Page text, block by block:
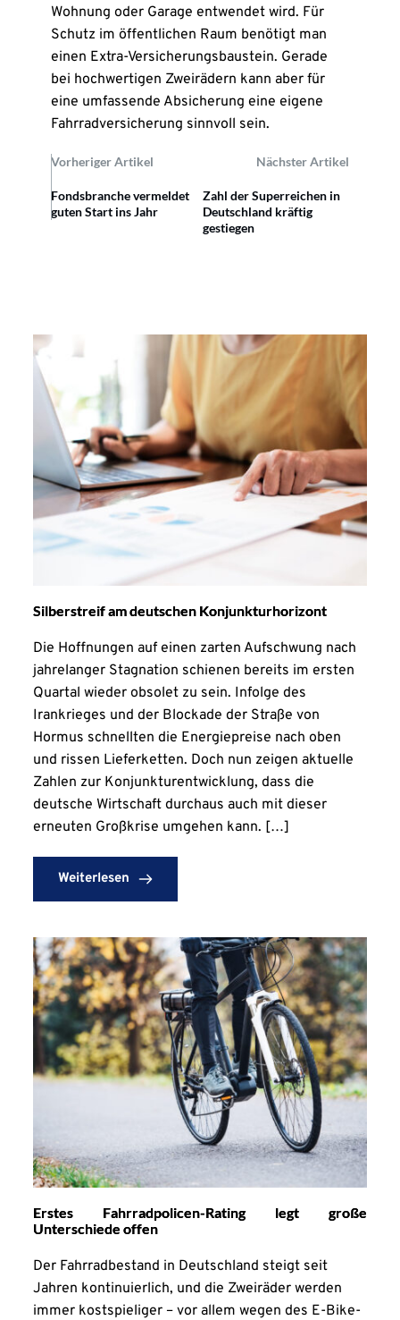
Wohnung oder Garage entwendet wird. Für
Schutz im öffentlichen Raum benötigt man
einen Extra-Versicherungsbaustein. Gerade
bei hochwertigen Zweirädern kann aber für
eine umfassende Absicherung eine eigene
Fahrradversicherung sinnvoll sein.
Vorheriger Artikel Nächster Artikel
Fondsbranche vermeldet
guten Start ins Jahr
Zahl der Superreichen in
Deutschland kräftig
gestiegen
Silberstreif am deutschen Konjunkturhorizont
Die Hoffnungen auf einen zarten Aufschwung nach
jahrelanger Stagnation schienen bereits im ersten
Quartal wieder obsolet zu sein. Infolge des
Irankrieges und der Blockade der Straße von
Hormus schnellten die Energiepreise nach oben
und rissen Lieferketten. Doch nun zeigen aktuelle
Zahlen zur Konjunkturentwicklung, dass die
deutsche Wirtschaft durchaus auch mit dieser
erneuten Großkrise umgehen kann. […]
Weiterlesen
Erstes Fahrradpolicen-Rating legt große
Unterschiede offen
Der Fahrradbestand in Deutschland steigt seit
Jahren kontinuierlich, und die Zweiräder werden
immer kostspieliger – vor allem wegen des E-Bike-